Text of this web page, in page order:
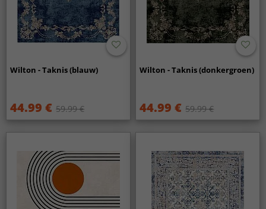
Wilton - Taknis (blauw)
44.99 € 59.99 €
Wilton - Taknis (donkergroen)
44.99 € 59.99 €